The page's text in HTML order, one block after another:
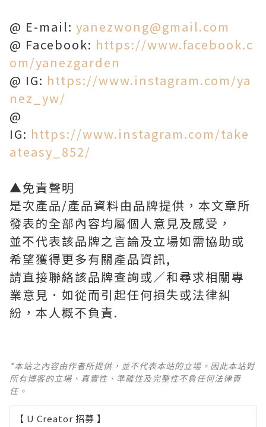
@ E-mail: yanezwong@gmail.com
@ Facebook: https://www.facebook.c
om/yanezgarden
@ IG: https://www.instagram.com/ya
nez_yw/
@
IG: https://www.instagram.com/take
ateasy_852/
▲免責聲明
是次產品/產品資料由品牌提供，本文章所
發表的全部內容均屬個人意見及感受，
並不代表該品牌之言論及立場如需協助或
希望獲得更多有關產品資訊,
請直接聯絡該品牌查詢或∕和尋求相關專
業意見．如從而引起任何損失或法律糾
紛，本人概不負責.
*本站之內容由作者所提供，並不代表本站的立場。因此本站對
所有博客的立場、真實性、準確性及完整性不負任何法律責
任。
【 U Creator 招募 】